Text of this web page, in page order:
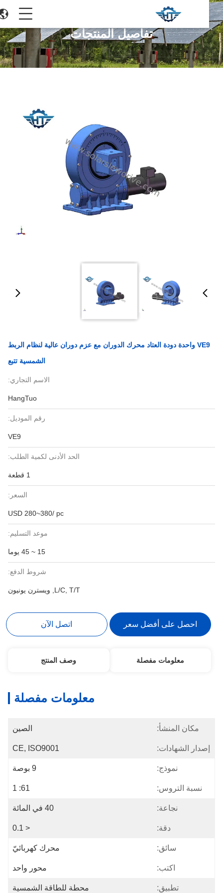
تفاصيل المنتجات
VE9 واحدة دودة العتاد محرك الدوران مع عزم دوران عالية لنظام الربط
الشمسية تتبع
الاسم التجاري:
HangTuo
رقم الموديل:
VE9
الحد الأدنى لكمية الطلب:
السعر:
USD 280~380/ pc
موعد التسليم:
15 ~ 45 يوما
شروط الدفع:
L/C, T/T, ويسترن يونيون
احصل على أفضل سعر اتصل الآن
معلومات مفصلة وصف المنتج
معلومات مفصلة
مكان المنشأ: الصين
إصدار الشهادات: CE, ISO9001
نموذج:
نسبة التروس: 61: 1
نجاعة: 40 في المائة
دقة:
سائق: محرك كهربائيّ
اكتب: محور واحد
تطبيق: محطة للطاقة الشمسية